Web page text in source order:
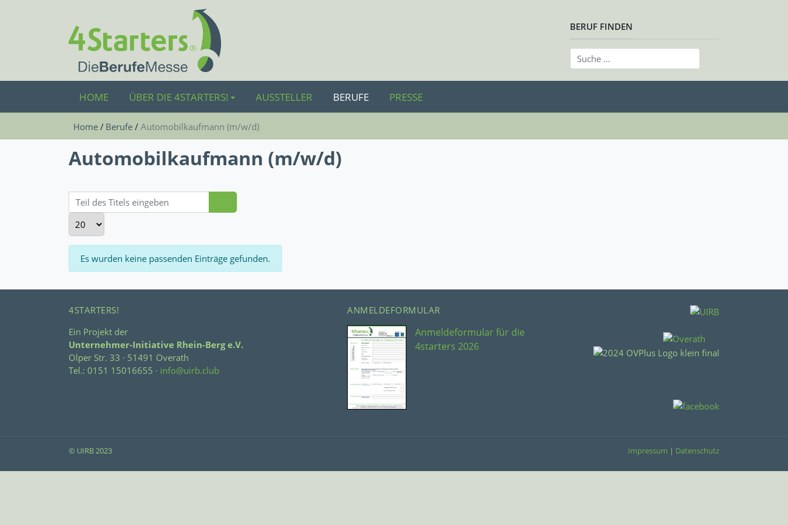
BERUF FINDEN
HOME ÜBER DIE 4STARTERS! AUSSTELLER BERUFE PRESSE
Home Berufe Automobilkaufmann (m/w/d)
Automobilkaufmann (m/w/d)
Teil des Titels eingeben
Anzeige #
Information
Es wurden keine passenden Einträge gefunden.
4STARTERS!
Ein Projekt der
Unternehmer-Initiative Rhein-Berg e.V.
Olper Str. 33 · 51491 Overath
Tel.: 0151 15016655 · info@uirb.club
ANMELDEFORMULAR
Anmeldeformular für die
4starters 2026
© UIRB 2023 Impressum | Datenschutz